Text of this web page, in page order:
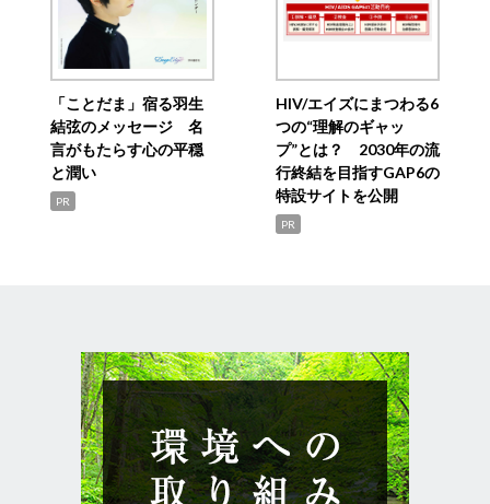
「ことだま」宿る羽生
結弦のメッセージ 名
言がもたらす心の平穏
と潤い
PR
HIV/エイズにまつわる6
つの“理解のギャッ
プ”とは？ 2030年の流
行終結を目指すGAP6の
特設サイトを公開
PR